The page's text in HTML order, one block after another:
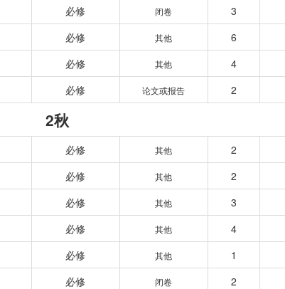
必修 闭卷 3
必修 其他 6
必修 其他 4
必修 论文或报告 2
2秋
必修 其他 2
必修 其他 2
必修 其他 3
必修 其他 4
必修 其他 1
必修 闭卷 2